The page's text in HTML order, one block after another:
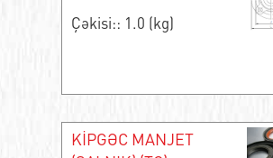
Çəkisi:: 1.0 (kg)
KİPGƏC MANJET